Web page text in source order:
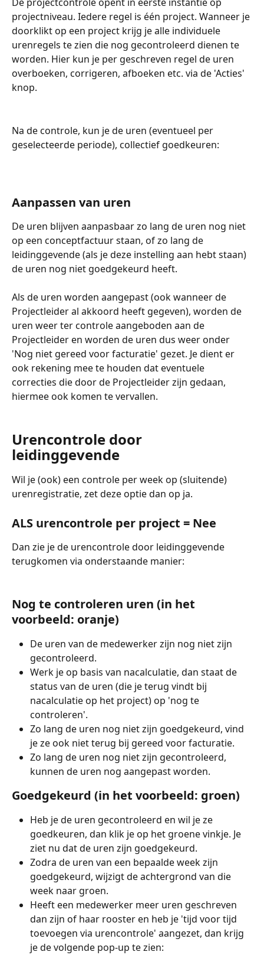
projectniveau. Iedere regel is één project. Wanneer je
doorklikt op een project krijg je alle individuele
urenregels te zien die nog gecontroleerd dienen te
worden. Hier kun je per geschreven regel de uren
overboeken, corrigeren, afboeken etc. via de 'Acties'
knop.
Na de controle, kun je de uren (eventueel per
geselecteerde periode), collectief goedkeuren:
Aanpassen van uren
De uren blijven aanpasbaar zo lang de uren nog niet
op een conceptfactuur staan, of zo lang de
leidinggevende (als je deze instelling aan hebt staan)
de uren nog niet goedgekeurd heeft.
Als de uren worden aangepast (ook wanneer de
Projectleider al akkoord heeft gegeven), worden de
uren weer ter controle aangeboden aan de
Projectleider en worden de uren dus weer onder
'Nog niet gereed voor facturatie' gezet. Je dient er
ook rekening mee te houden dat eventuele
correcties die door de Projectleider zijn gedaan,
hiermee ook komen te vervallen.
Urencontrole door
leidinggevende
Wil je (ook) een controle per week op (sluitende)
urenregistratie, zet deze optie dan op ja.
ALS urencontrole per project = Nee
Dan zie je de urencontrole door leidinggevende
terugkomen via onderstaande manier:
Nog te controleren uren (in het
voorbeeld: oranje)
De uren van de medewerker zijn nog niet zijn
gecontroleerd.
Werk je op basis van nacalculatie, dan staat de
status van de uren (die je terug vindt bij
nacalculatie op het project) op 'nog te
controleren'.
Zo lang de uren nog niet zijn goedgekeurd, vind
je ze ook niet terug bij gereed voor facturatie.
Zo lang de uren nog niet zijn gecontroleerd,
kunnen de uren nog aangepast worden.
Goedgekeurd (in het voorbeeld: groen)
Heb je de uren gecontroleerd en wil je ze
goedkeuren, dan klik je op het groene vinkje. Je
ziet nu dat de uren zijn goedgekeurd.
Zodra de uren van een bepaalde week zijn
goedgekeurd, wijzigt de achtergrond van die
week naar groen.
Heeft een medewerker meer uren geschreven
dan zijn of haar rooster en heb je 'tijd voor tijd
toevoegen via urencontrole' aangezet, dan krijg
je de volgende pop-up te zien: